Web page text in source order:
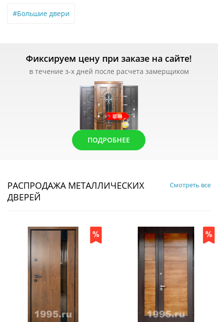
#Большие двери
Фиксируем цену при заказе на сайте!
в течение з-х дней после расчета замерщиком
ПОДРОБНЕЕ
РАСПРОДАЖА МЕТАЛЛИЧЕСКИХ
ДВЕРЕЙ
Смотреть все